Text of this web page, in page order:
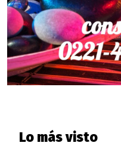
Lo más visto